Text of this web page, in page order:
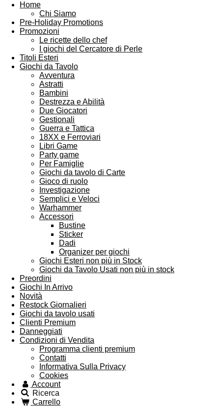
Home
Chi Siamo
Pre-Holiday Promotions
Promozioni
Le ricette dello chef
I giochi del Cercatore di Perle
Titoli Esteri
Giochi da Tavolo
Avventura
Astratti
Bambini
Destrezza e Abilità
Due Giocatori
Gestionali
Guerra e Tattica
18XX e Ferroviari
Libri Game
Party game
Per Famiglie
Giochi da tavolo di Carte
Gioco di ruolo
Investigazione
Semplici e Veloci
Warhammer
Accessori
Bustine
Sticker
Dadi
Organizer per giochi
Giochi Esteri non più in Stock
Giochi da Tavolo Usati non più in stock
Preordini
Giochi In Arrivo
Novità
Restock Giornalieri
Giochi da tavolo usati
Clienti Premium
Danneggiati
Condizioni di Vendita
Programma clienti premium
Contatti
Informativa Sulla Privacy
Cookies
Account
Ricerca
Carrello